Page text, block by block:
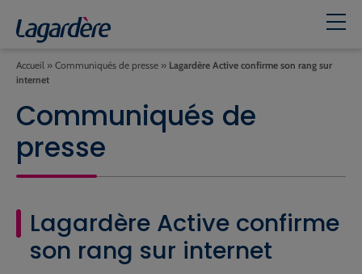
Accueil » Communiqués de presse » Lagardère Active confirme son rang sur
internet
Communiqués de
presse
Lagardère Active confirme
son rang sur internet